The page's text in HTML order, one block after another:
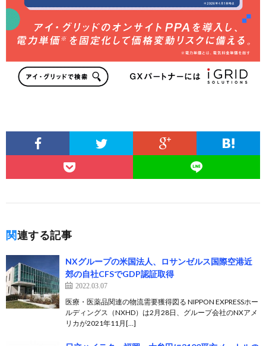
関連する記事
NXグループの米国法人、ロサンゼルス国際空港近
郊の自社CFSでGDP認証取得
2022.03.07
医療・医薬品関連の物流需要獲得図る NIPPON EXPRESSホー
ルディングス（NXHD）は2月28日、グループ会社のNXアメ
リカが2021年11月[…]